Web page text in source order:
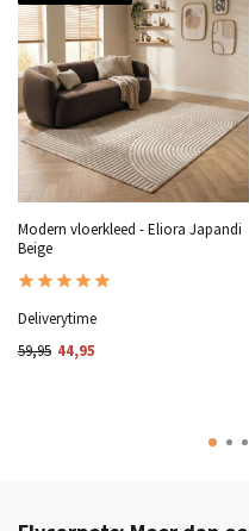
Modern vloerkleed - Eliora Japandi
Beige
Deliverytime
59,95 44,95